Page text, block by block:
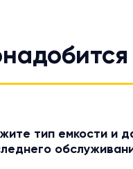
тип емкости и